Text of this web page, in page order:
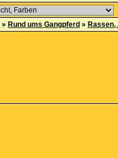
» Rund ums Gangpferd » Rassen,